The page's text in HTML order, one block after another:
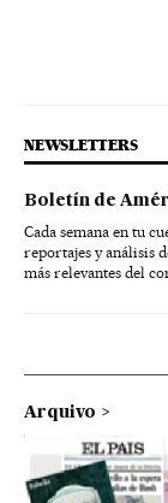
NEWSLETTERS
Boletín de
Cada semana en tu
reportajes y análisis
más relevantes del
Arquivo